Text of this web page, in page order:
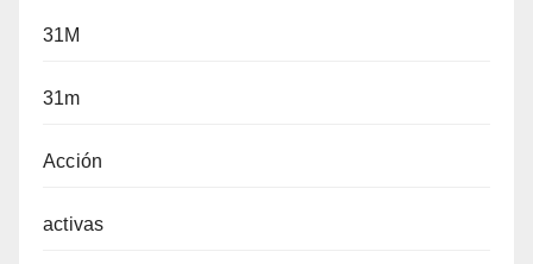
31M
31m
Acción
activas